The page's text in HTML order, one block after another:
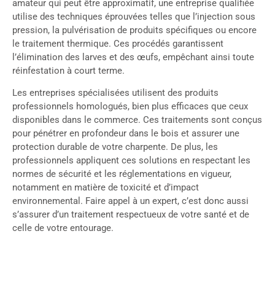
amateur qui peut être approximatif, une entreprise qualifiée
utilise des techniques éprouvées telles que l’injection sous
pression, la pulvérisation de produits spécifiques ou encore
le traitement thermique. Ces procédés garantissent
l’élimination des larves et des œufs, empêchant ainsi toute
réinfestation à court terme.
Les entreprises spécialisées utilisent des produits
professionnels homologués, bien plus efficaces que ceux
disponibles dans le commerce. Ces traitements sont conçus
pour pénétrer en profondeur dans le bois et assurer une
protection durable de votre charpente. De plus, les
professionnels appliquent ces solutions en respectant les
normes de sécurité et les réglementations en vigueur,
notamment en matière de toxicité et d’impact
environnemental. Faire appel à un expert, c’est donc aussi
s’assurer d’un traitement respectueux de votre santé et de
celle de votre entourage.